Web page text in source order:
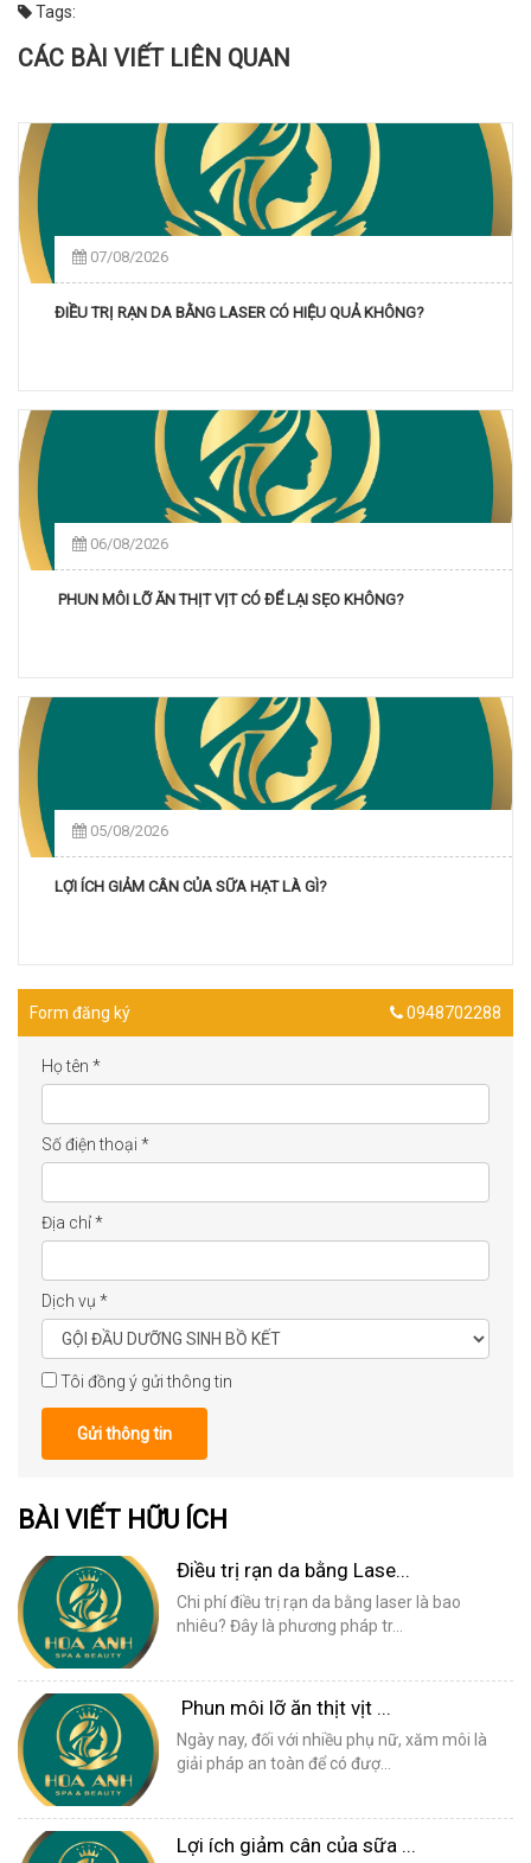
Tags:
CÁC BÀI VIẾT LIÊN QUAN
07/08/2026
ĐIỀU TRỊ RẠN DA BẰNG LASER CÓ HIỆU QUẢ KHÔNG?
06/08/2026
PHUN MÔI LỠ ĂN THỊT VỊT CÓ ĐỂ LẠI SẸO KHÔNG?
05/08/2026
LỢI ÍCH GIẢM CÂN CỦA SỮA HẠT LÀ GÌ?
Form đăng ký 0948702288
Họ tên *
Số điện thoại *
Địa chỉ*
Dịch vụ *
Tôi đồng ý gửi thông tin
Gửi thông tin
BÀI VIẾT HỮU ÍCH
Điều trị rạn da bằng Lase...
Chi phí điều trị rạn da bằng laser là bao
nhiêu? Đây là phương pháp tr...
Phun môi lỡ ăn thịt vịt ...
Ngày nay, đối với nhiều phụ nữ, xăm môi là
giải pháp an toàn để có đượ...
Lợi ích giảm cân của sữa ...